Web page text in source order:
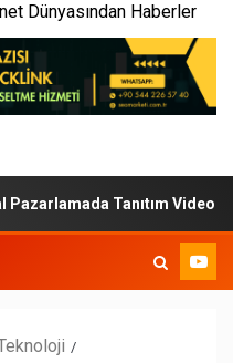
Dünyasından Haberler
Tanıtım Videosunun